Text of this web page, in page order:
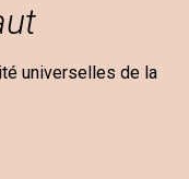
universelles de la